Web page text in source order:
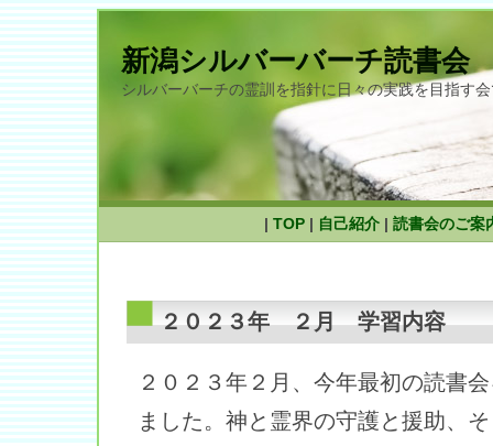
新潟シルバーバーチ読書会
シルバーバーチの霊訓を指針に日々の実践を目指す
| TOP | 自己紹介 | 読書会のご案
２０２３年 ２月 学習内容
２０２３年２月、今年最初の読書
ました。神と霊界の守護と援助、